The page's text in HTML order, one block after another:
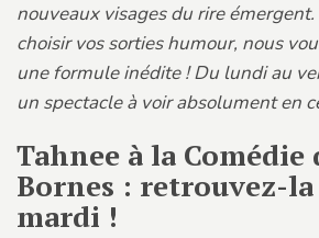
nouveaux visages du rire
choisir vos sorties humour, nous
une formule inédite ! Du lundi au
un spectacle à voir absolument en
Tahnee à la Comédie
Bornes : retrouvez-la
mardi !